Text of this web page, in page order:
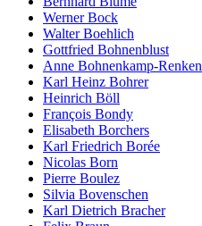
Werner Bock
Walter Boehlich
Gottfried Bohnenblust
Anne Bohnenkamp-Renken
Karl Heinz Bohrer
Heinrich Böll
François Bondy
Elisabeth Borchers
Karl Friedrich Borée
Nicolas Born
Pierre Boulez
Silvia Bovenschen
Karl Dietrich Bracher